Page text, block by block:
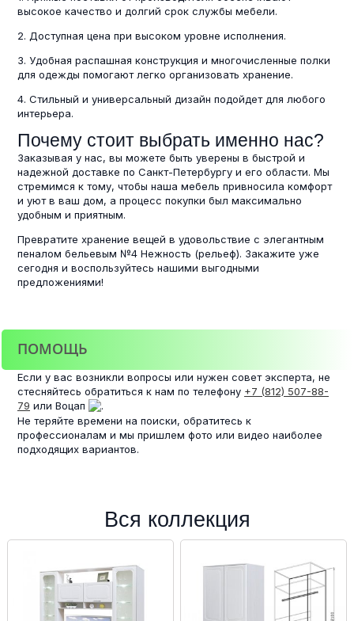
высокое качество и долгий срок службы мебели.
2. Доступная цена при высоком уровне исполнения.
3. Удобная распашная конструкция и многочисленные полки
для одежды помогают легко организовать хранение.
4. Стильный и универсальный дизайн подойдет для любого
интерьера.
Почему стоит выбрать именно нас?
Заказывая у нас, вы можете быть уверены в быстрой и
надежной доставке по Санкт-Петербургу и его области. Мы
стремимся к тому, чтобы наша мебель привносила комфорт
и уют в ваш дом, а процесс покупки был максимально
удобным и приятным.
Превратите хранение вещей в удовольствие с элегантным
пеналом бельевым №4 Нежность (рельеф). Закажите уже
сегодня и воспользуйтесь нашими выгодными
предложениями!
ПОМОЩЬ
Если у вас возникли вопросы или нужен совет эксперта, не
стесняйтесь обратиться к нам по телефону +7 (812) 507-88-
79 или Воцап
.
Не теряйте времени на поиски, обратитесь к
профессионалам и мы пришлем фото или видео наиболее
подходящих вариантов.
Вся коллекция